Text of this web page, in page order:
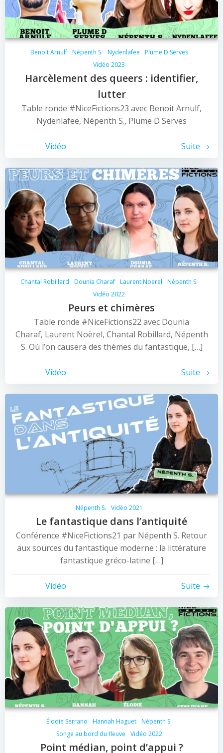
Benoit Arnulf Népenth S. Nydenlafee
Plume D Serves
Vidéo 2023
Harcèlement des queers : identifier,
lutter
Table ronde #NiceFictions23 avec Benoit Arnulf,
Nydenlafee, Népenth S., Plume D Serves
Vidéo Suite
Chantal Robillard Dounia Charaf Laurent Noerel
Népenth S.
Vidéo 2022
Peurs et chimères
Table ronde #NiceFictions22 avec Dounia
Charaf, Laurent Noërel, Chantal Robillard, Népenth
S. Où l’on causera des thèmes du fantastique, […]
Vidéo Suite
Népenth S. Vidéo 2021
Le fantastique dans l’antiquité
Conférence #NiceFictions21 par Népenth S. Retour
aux sources du fantastique moderne : la littérature
fantastique gréco-latine […]
Vidéo Suite
Élodie Serrano Hannah Haguet Népenth S.
Songe au bord du fleuve
Vidéo 2022
Point médian, point d’appui ?